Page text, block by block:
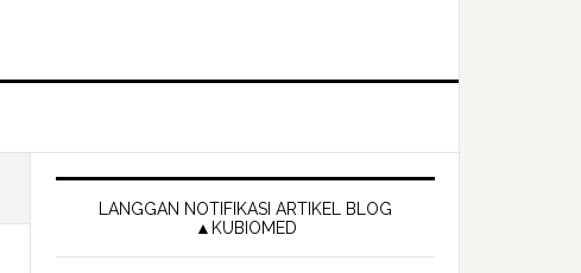
Primary
SidebarLANGGAN NOTIFIKASI ARTIKEL BLOG
▲KUBIOMED